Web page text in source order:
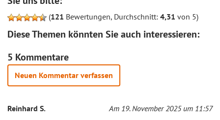
(121 Bewertungen, Durchschnitt: 4,31 von 5)
Diese Themen könnten Sie auch interessieren:
5 Kommentare
Neuen Kommentar verfassen
Reinhard S. Am 19. November 2025 um 11:57